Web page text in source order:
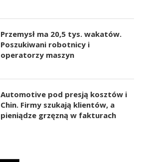
Przemysł ma 20,5 tys. wakatów.
Poszukiwani robotnicy i
operatorzy maszyn
Automotive pod presją kosztów i
Chin. Firmy szukają klientów, a
pieniądze grzęzną w fakturach